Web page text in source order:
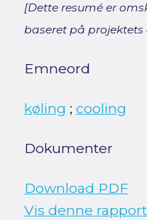
[Dette resumé er
baseret på
Emneord
køling ; cooling
Dokumenter
Download PDF
Vis denne